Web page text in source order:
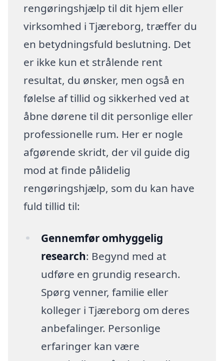
rengøringshjælp til dit hjem eller
virksomhed i Tjæreborg, træffer du
en betydningsfuld beslutning. Det
er ikke kun et strålende rent
resultat, du ønsker, men også en
følelse af tillid og sikkerhed ved at
åbne dørene til dit personlige eller
professionelle rum. Her er nogle
afgørende skridt, der vil guide dig
mod at finde pålidelig
rengøringshjælp, som du kan have
fuld tillid til:
Gennemfør omhyggelig
research: Begynd med at
udføre en grundig research.
Spørg venner, familie eller
kolleger i Tjæreborg om deres
anbefalinger. Personlige
erfaringer kan være